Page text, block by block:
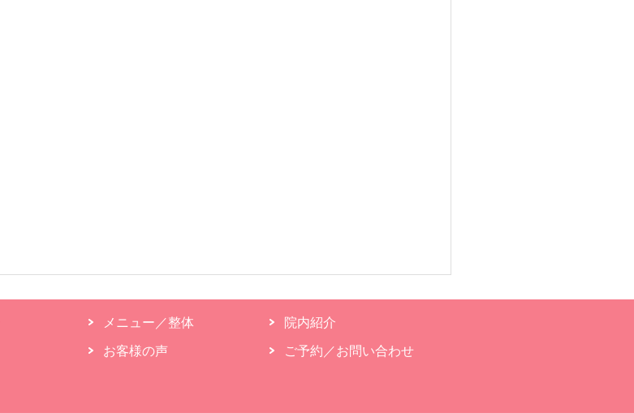
メニュー／整体 院内紹介
お客様の声 ご予約／お問い合わせ